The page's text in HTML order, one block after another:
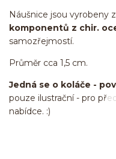
Náušnice jsou vyrobeny
komponentů z chir.
samozřejmostí.
Průměr cca 1,5 cm.
Jedná se o koláče -
pouze ilustrační - pro
nabídce. :)